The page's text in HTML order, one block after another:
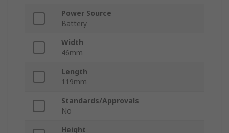
Power Source
Battery
Width
46mm
Length
119mm
Standards/Approvals
No
Height